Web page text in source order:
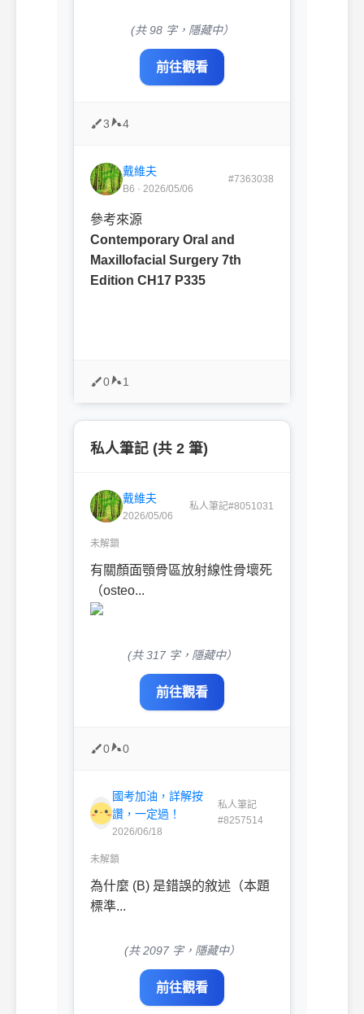
(共 98 字，隱藏中）
前往觀看
3 4
戴維夫
B6 · 2026/05/06
#7363038
參考來源
Contemporary Oral and
Maxillofacial Surgery 7th
Edition CH17 P335
0 1
私人筆記 (共 2 筆)
戴維夫
2026/05/06
私人筆記#8051031
未解鎖
有關顏面顎骨區放射線性骨壞死
（osteo...
(共 317 字，隱藏中）
前往觀看
0 0
國考加油，詳解按
讚，一定過！
2026/06/18
私人筆記
#8257514
未解鎖
為什麼 (B) 是錯誤的敘述（本題
標準...
(共 2097 字，隱藏中）
前往觀看